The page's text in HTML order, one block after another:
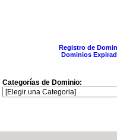
Registro de
Dominios
Categorías de Dominio: